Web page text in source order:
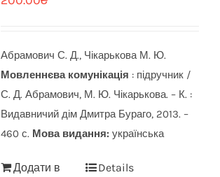
Абрамович С. Д., Чікарькова М. Ю.
Мовленнєва комунікація : підручник /
С. Д. Абрамович, М. Ю. Чікарькова. – К. :
Видавничий дім Дмитра Бураго, 2013. –
460 с. Мова видання: українська
Додати в Details